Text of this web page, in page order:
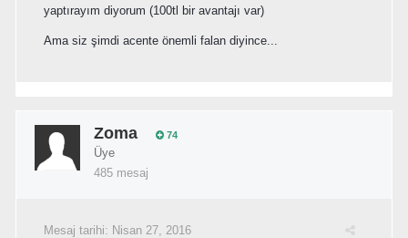
yaptırayım diyorum (100tl bir avantajı var)
Ama siz şimdi acente önemli falan diyince...
Zoma 74
Üye
485 mesaj
Mesaj tarihi: Nisan 27, 2016